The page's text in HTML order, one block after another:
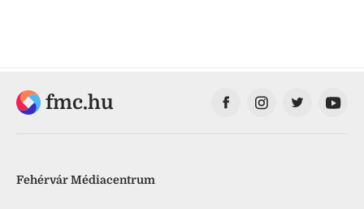
fmc.hu
Fehérvár Médiacentrum